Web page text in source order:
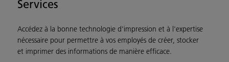
Services
Accédez à la bonne technologie d'impression et à l'expertise
nécessaire pour permettre à vos employés de créer, stocker
et imprimer des informations de manière efficace.